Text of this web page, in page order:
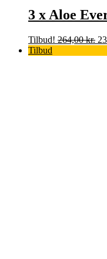
3 x Aloe
Tilbud! 264,00kr.
Tilbud